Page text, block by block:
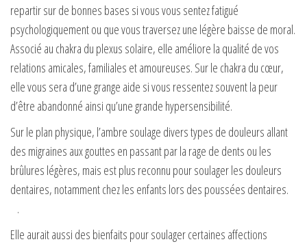
repartir sur de bonnes bases si vous vous sentez fatigué
psychologiquement ou que vous traversez une légère baisse de moral.
Associé au chakra du plexus solaire, elle améliore la qualité de vos
relations amicales, familiales et amoureuses. Sur le chakra du cœur,
elle vous sera d’une grange aide si vous ressentez souvent la peur
d’être abandonné ainsi qu’une grande hypersensibilité.
Sur le plan physique, l’ambre soulage divers types de douleurs allant
des migraines aux gouttes en passant par la rage de dents ou les
brûlures légères, mais est plus reconnu pour soulager les douleurs
dentaires, notamment chez les enfants lors des poussées dentaires.
.
Elle aurait aussi des bienfaits pour soulager certaines affections